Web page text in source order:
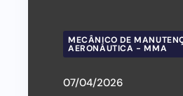
MECÂNICO DE
AERONÁUTICA - MMA
07/04/2026